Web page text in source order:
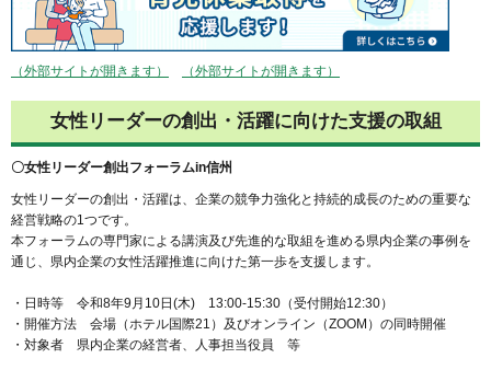
（外部サイトが開きます） （外部サイトが開きます）
女性リーダーの創出・活躍に向けた支援の取組
〇女性リーダー創出フォーラムin信州
女性リーダーの創出・活躍は、企業の競争力強化と持続的成長のための重要な
経営戦略の1つです。
本フォーラムの専門家による講演及び先進的な取組を進める県内企業の事例を
通じ、県内企業の女性活躍推進に向けた第一歩を支援します。
・日時等 令和8年9月10日(木) 13:00-15:30（受付開始12:30）
・開催方法 会場（ホテル国際21）及びオンライン（ZOOM）の同時開催
・対象者 県内企業の経営者、人事担当役員 等